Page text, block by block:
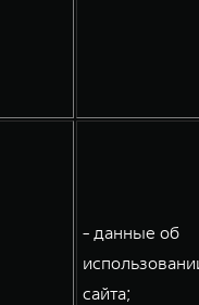
- данные об
сайта;